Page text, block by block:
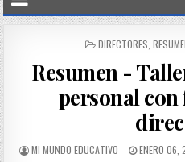
DIRECTORES
Resumen -
personal
MI MUNDO EDUCATIVO ENERO 06,